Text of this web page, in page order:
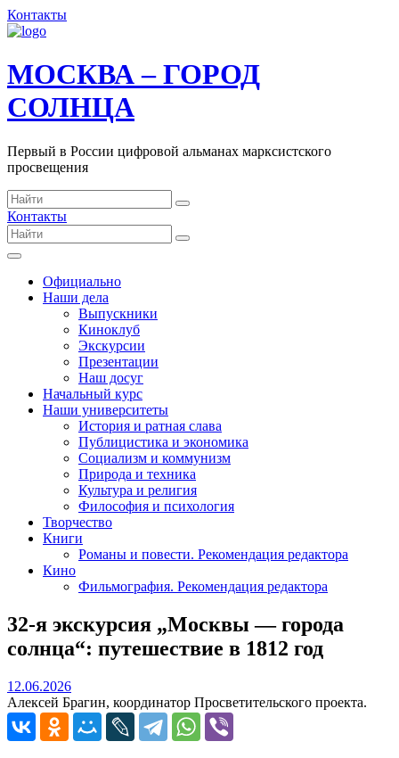
Контакты
МОСКВА – ГОРОД
СОЛНЦА
Первый в России цифровой альманах марксистского
просвещения
Контакты
Официально
Наши дела
Выпускники
Киноклуб
Экскурсии
Презентации
Наш досуг
Начальный курс
Наши университеты
История и ратная слава
Публицистика и экономика
Социализм и коммунизм
Природа и техника
Культура и религия
Философия и психология
Творчество
Книги
Романы и повести. Рекомендация редактора
Кино
Фильмография. Рекомендация редактора
32‑я экскурсия „Москвы — города
солнца“: путешествие в 1812 год
12.06.202612.06.2026
Алексей Брагин, координатор Просветительского проекта.